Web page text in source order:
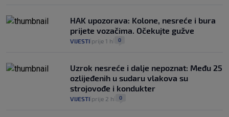
HAK upozorava: Kolone, nesreće i bura
prijete vozačima. Očekujte gužve
VIJESTI prije 1 h 0
Uzrok nesreće i dalje nepoznat: Među 25
ozlijeđenih u sudaru vlakova su
strojovođe i kondukter
VIJESTI prije 2 h 0